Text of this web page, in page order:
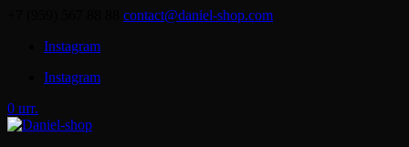
contact@daniel-shop.com
Instagram
Instagram
0 шт.